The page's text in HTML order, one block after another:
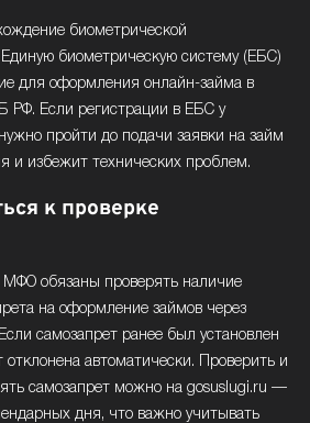
биометрической
биометрическую систему (ЕБС)
для оформления онлайн-займа в
РФ. Если регистрации в ЕБС у
пройти до подачи заявки на займ
и избежит технических проблем.
к проверке
МФО обязаны проверять наличие
на оформление займов через
самозапрет ранее был установлен
отклонена автоматически. Проверить и
самозапрет можно на gosuslugi.ru —
дня, что важно учитывать